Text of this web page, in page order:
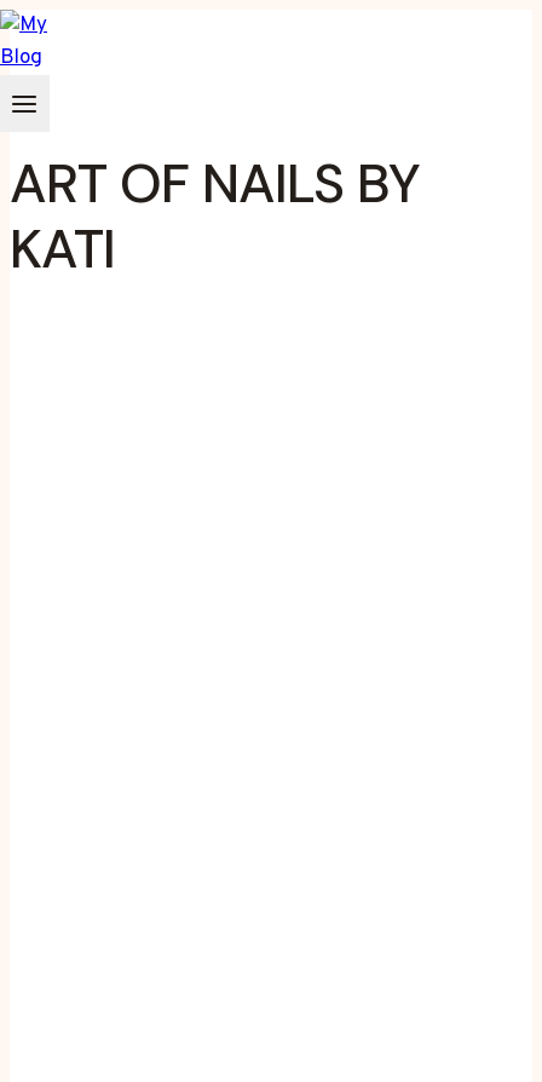
Zum
Inhalt
springen
ART OF NAILS BY
KATI